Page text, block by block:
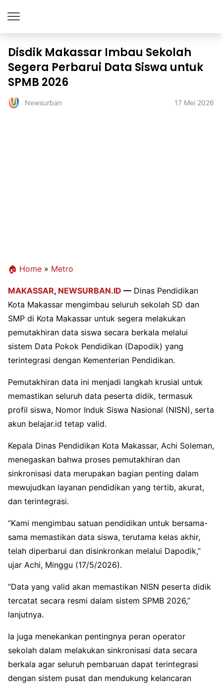
Disdik Makassar Imbau Sekolah
Segera Perbarui Data Siswa untuk
SPMB 2026
Newsurban 17 Mei 2026
🏠 Home » Metro
MAKASSAR, NEWSURBAN.ID — Dinas Pendidikan
Kota Makassar mengimbau seluruh sekolah SD dan
SMP di Kota Makassar untuk segera melakukan
pemutakhiran data siswa secara berkala melalui
sistem Data Pokok Pendidikan (Dapodik) yang
terintegrasi dengan Kementerian Pendidikan.
Pemutakhiran data ini menjadi langkah krusial untuk
memastikan seluruh data peserta didik, termasuk
profil siswa, Nomor Induk Siswa Nasional (NISN), serta
akun belajar.id tetap valid.
Kepala Dinas Pendidikan Kota Makassar, Achi Soleman,
menegaskan bahwa proses pemutakhiran dan
sinkronisasi data merupakan bagian penting dalam
mewujudkan layanan pendidikan yang tertib, akurat,
dan terintegrasi.
“Kami mengimbau satuan pendidikan untuk bersama-
sama memastikan data siswa, terutama kelas akhir,
telah diperbarui dan disinkronkan melalui Dapodik,”
ujar Achi, Minggu (17/5/2026).
“Data yang valid akan memastikan NISN peserta didik
tercatat secara resmi dalam sistem SPMB 2026,”
lanjutnya.
Ia juga menekankan pentingnya peran operator
sekolah dalam melakukan sinkronisasi data secara
berkala agar seluruh pembaruan dapat terintegrasi
dengan sistem pusat dan mendukung kelancaran